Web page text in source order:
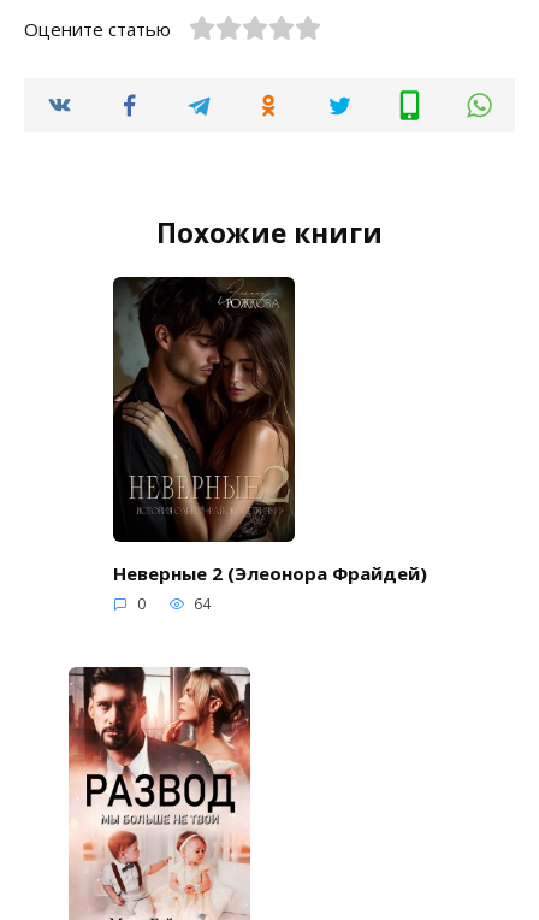
Оцените статью
Похожие книги
Неверные 2 (Элеонора Фрайдей)
0 64